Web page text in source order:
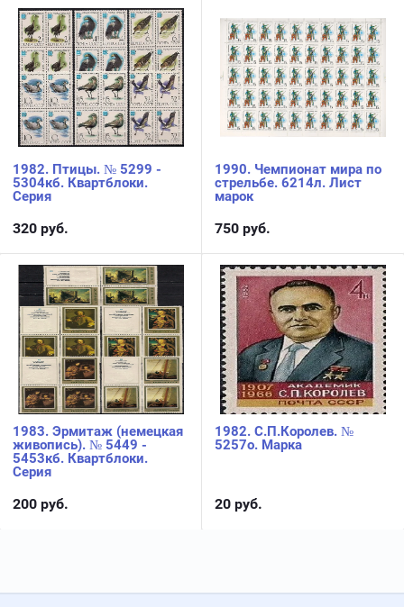
1982. Птицы. № 5299 -
5304кб. Квартблоки.
Серия
320 руб.
1990. Чемпионат мира по
стрельбе. 6214л. Лист
марок
750 руб.
1983. Эрмитаж (немецкая
живопись). № 5449 -
5453кб. Квартблоки.
Серия
200 руб.
1982. С.П.Королев. №
5257о. Марка
20 руб.